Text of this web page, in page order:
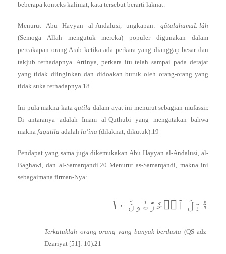
beberapa konteks kalimat, kata tersebut berarti laknat.
Menurut Abu Hayyan al-Andalusi, ungkapan: qâtalahumuL-lâh
(Semoga Allah mengutuk mereka) populer digunakan dalam
percakapan orang Arab ketika ada perkara yang dianggap besar dan
takjub terhadapnya. Artinya, perkara itu telah sampai pada derajat
yang tidak diinginkan dan didoakan buruk oleh orang-orang yang
tidak suka terhadapnya.18
Ini pula makna kataqutiladalam ayat ini menurut sebagian mufassir.
Di antaranya adalah Imam al-Quthubi yang mengatakan bahwa
makna faqutila adalah lu’ina (dilaknat, dikutuk).19
Pendapat yang sama juga dikemukakan Abu Hayyan al-Andalusi, al-
Baghawi, dan al-Samarqandi.20 Menurut as-Samarqandi, makna ini
sebagaimana firman-Nya:
قُتِلَ ٱلۡخَرَّٰصُونَ ١٠
Terkutuklah orang-orang yang banyak berdusta (QS adz-
Dzariyat [51]: 10).21